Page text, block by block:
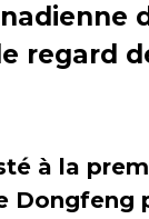
regard
à la
Dongfeng